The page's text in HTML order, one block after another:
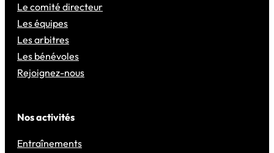
Le comité directeur
Les équipes
Les arbitres
Les bénévoles
Rejoignez-nous
Nos activités
Entraînements